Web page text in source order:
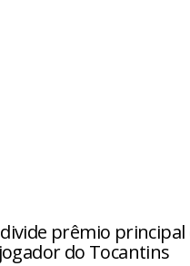
prêmio principal
do Tocantins